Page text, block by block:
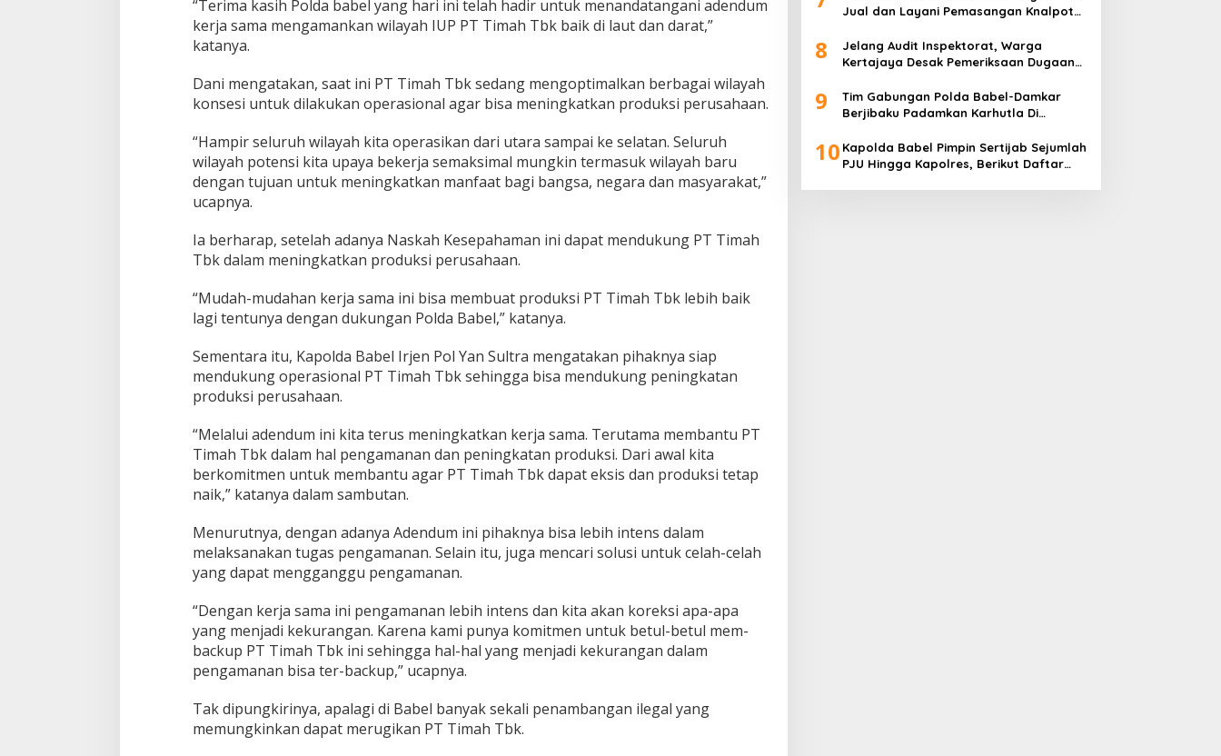
“Terima kasih Polda babel yang hari ini telah hadir untuk menandatangani adendum
kerja sama mengamankan wilayah IUP PT Timah Tbk baik di laut dan darat,”
katanya.
Dani mengatakan, saat ini PT Timah Tbk sedang mengoptimalkan berbagai wilayah
konsesi untuk dilakukan operasional agar bisa meningkatkan produksi perusahaan.
“Hampir seluruh wilayah kita operasikan dari utara sampai ke selatan. Seluruh
wilayah potensi kita upaya bekerja semaksimal mungkin termasuk wilayah baru
dengan tujuan untuk meningkatkan manfaat bagi bangsa, negara dan masyarakat,”
ucapnya.
Ia berharap, setelah adanya Naskah Kesepahaman ini dapat mendukung PT Timah
Tbk dalam meningkatkan produksi perusahaan.
“Mudah-mudahan kerja sama ini bisa membuat produksi PT Timah Tbk lebih baik
lagi tentunya dengan dukungan Polda Babel,” katanya.
Sementara itu, Kapolda Babel Irjen Pol Yan Sultra mengatakan pihaknya siap
mendukung operasional PT Timah Tbk sehingga bisa mendukung peningkatan
produksi perusahaan.
“Melalui adendum ini kita terus meningkatkan kerja sama. Terutama membantu PT
Timah Tbk dalam hal pengamanan dan peningkatan produksi. Dari awal kita
berkomitmen untuk membantu agar PT Timah Tbk dapat eksis dan produksi tetap
naik,” katanya dalam sambutan.
Menurutnya, dengan adanya Adendum ini pihaknya bisa lebih intens dalam
melaksanakan tugas pengamanan. Selain itu, juga mencari solusi untuk celah-celah
yang dapat mengganggu pengamanan.
“Dengan kerja sama ini pengamanan lebih intens dan kita akan koreksi apa-apa
yang menjadi kekurangan. Karena kami punya komitmen untuk betul-betul mem-
backup PT Timah Tbk ini sehingga hal-hal yang menjadi kekurangan dalam
pengamanan bisa ter-backup,” ucapnya.
Tak dipungkirinya, apalagi di Babel banyak sekali penambangan ilegal yang
memungkinkan dapat merugikan PT Timah Tbk.
Jual dan Layani Pemasangan Knalpot
8
Jelang Audit Inspektorat, Warga
Kertajaya Desak Pemeriksaan Dugaan
Transparan
9
Tim Gabungan Polda Babel-Damkar
Berjibaku Padamkan Karhutla Di
10 Kapolda Babel Pimpin Sertijab Sejumlah
PJU Hingga Kapolres, Berikut Daftar